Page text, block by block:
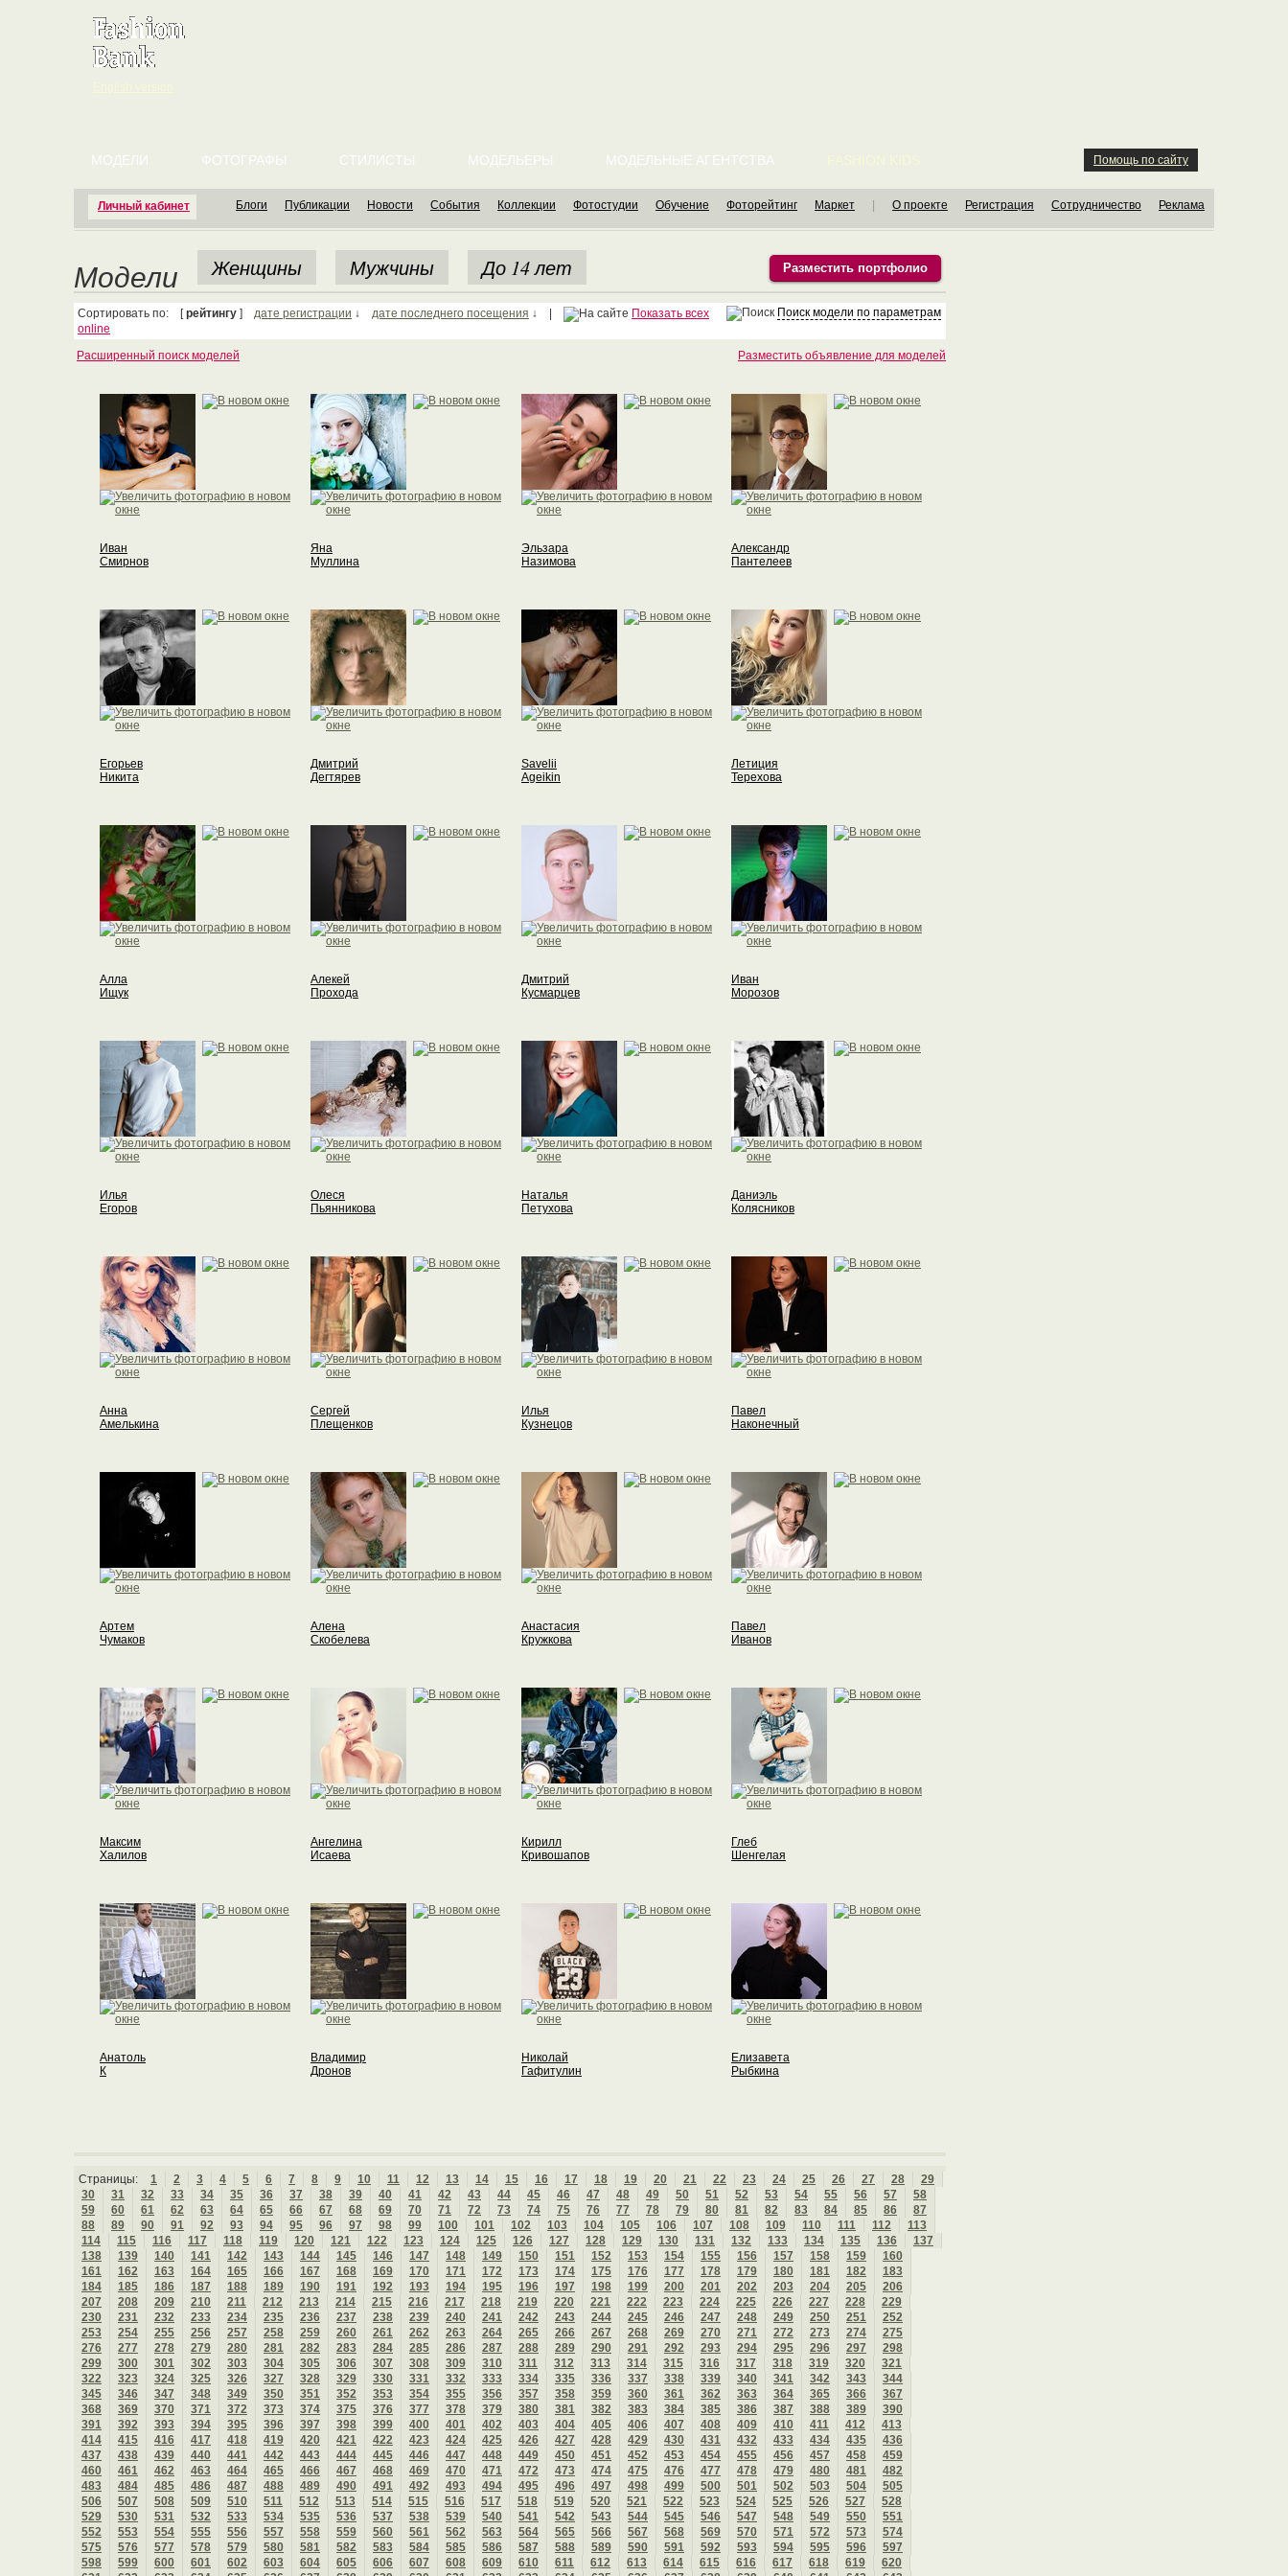
Личный кабинет
МОДЕЛИ ФОТОГРАФЫ СТИЛИСТЫ МОДЕЛЬЕРЫ МОДЕЛЬНЫЕ АГЕНТСТВА Помощь по сайту
Блоги Публикации Новости События Коллекции Фотостудии Обучение Фоторейтинг Маркет О проекте Регистрация Сотрудничество Реклама
Модели Женщины Мужчины До 14 лет Разместить портфолио
Поиск модели по параметрам
Сортировать по: [рейтингу ] дате регистрации ↓ дате последнего посещения ↓ |
Показать всех
online
Разместить объявление для моделей
Расширенный поиск моделей
Иван
Смирнов
Яна
Муллина
Эльзара
Назимова
Александр
Пантелеев
Егорьев
Никита
Дмитрий
Дегтярев
Savelii
Ageikin
Летиция
Терехова
Алла
Ищук
Алекей
Прохода
Дмитрий
Кусмарцев
Иван
Морозов
Илья
Егоров
Олеся
Пьянникова
Наталья
Петухова
Даниэль
Колясников
Анна
Амелькина
Сергей
Плещенков
Илья
Кузнецов
Павел
Наконечный
Артем
Чумаков
Алена
Скобелева
Анастасия
Кружкова
Павел
Иванов
Максим
Халилов
Ангелина
Исаева
Кирилл
Кривошапов
Глеб
Шенгелая
Анатоль
К
Владимир
Дронов
Николай
Гафитулин
Елизавета
Рыбкина
Страницы: 1 2 3 4 5 6 7 8 9 10 11 12 13 14 15 16 17 18 19 20 21 22 23 24 25 26 27 28
29
30
31 32 33 34 35 36 37 38 39 40 41 42 43 44 45 46 47 48 49 50 51 52 53 54 55 56 57
58
59
60 61 62 63 64 65 66 67 68 69 70 71 72 73 74 75 76 77 78 79 80 81 82 83 84 85 86
87
88
89 90 91 92 93 94 95 96 97 98 99 100 101 102 103 104 105 106 107 108 109 110 111 112
113
114
115 116 117 118 119 120 121 122 123 124 125 126 127 128 129 130 131 132 133 134 135 136
137
138
139 140 141 142 143 144 145 146 147 148 149 150 151 152 153 154 155 156 157 158 159
160
161
162 163 164 165 166 167 168 169 170 171 172 173 174 175 176 177 178 179 180 181 182
183
184
185 186 187 188 189 190 191 192 193 194 195 196 197 198 199 200 201 202 203 204 205
206
207
208 209 210 211 212 213 214 215 216 217 218 219 220 221 222 223 224 225 226 227 228
229
230
231 232 233 234 235 236 237 238 239 240 241 242 243 244 245 246 247 248 249 250 251
252
253
254 255 256 257 258 259 260 261 262 263 264 265 266 267 268 269 270 271 272 273 274
275
276
277 278 279 280 281 282 283 284 285 286 287 288 289 290 291 292 293 294 295 296 297
298
299
300 301 302 303 304 305 306 307 308 309 310 311 312 313 314 315 316 317 318 319 320
321
322
323 324 325 326 327 328 329 330 331 332 333 334 335 336 337 338 339 340 341 342 343
344
345
346 347 348 349 350 351 352 353 354 355 356 357 358 359 360 361 362 363 364 365 366
367
368
369 370 371 372 373 374 375 376 377 378 379 380 381 382 383 384 385 386 387 388 389
390
391
392 393 394 395 396 397 398 399 400 401 402 403 404 405 406 407 408 409 410 411 412
413
414
415 416 417 418 419 420 421 422 423 424 425 426 427 428 429 430 431 432 433 434 435
436
437
438 439 440 441 442 443 444 445 446 447 448 449 450 451 452 453 454 455 456 457 458
459
460
461 462 463 464 465 466 467 468 469 470 471 472 473 474 475 476 477 478 479 480 481
482
483
484 485 486 487 488 489 490 491 492 493 494 495 496 497 498 499 500 501 502 503 504
505
506
507 508 509 510 511 512 513 514 515 516 517 518 519 520 521 522 523 524 525 526 527
528
529
530 531 532 533 534 535 536 537 538 539 540 541 542 543 544 545 546 547 548 549 550
551
552
553 554 555 556 557 558 559 560 561 562 563 564 565 566 567 568 569 570 571 572 573
574
575
576 577 578 579 580 581 582 583 584 585 586 587 588 589 590 591 592 593 594 595 596
597
598
599 600 601 602 603 604 605 606 607 608 609 610 611 612 613 614 615 616 617 618 619
620